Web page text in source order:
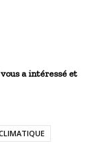
a intéressé et